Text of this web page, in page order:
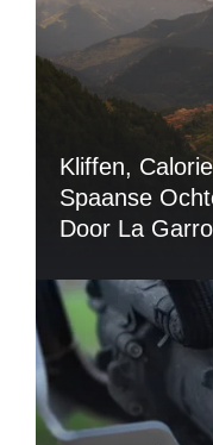
Kliffen,
Spaanse
Door La